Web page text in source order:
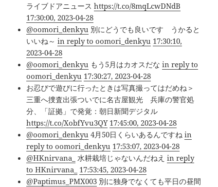
ライブドアニュースhttps://t.co/8mqLcwDNdB
17:30:00, 2023-04-28
@oomori_denkyu 別にどうでも良いです うかると
いいね～in reply to oomori_denkyu 17:30:10,
2023-04-28
@oomori_denkyu もう5月はカオスだなin reply to
oomori_denkyu 17:30:27, 2023-04-28
お忍びで遊びに行ったときは写真撮ってはだめね＞
三重へ捜査出張ついでに名古屋観光 兵庫の警官処
分、「証拠」で発覚：朝日新聞デジタル
https://t.co/XobfYvu3QY 17:45:00, 2023-04-28
@oomori_denkyu 4月50日くらいあるんですねin
reply to oomori_denkyu 17:53:07, 2023-04-28
@HKnirvana_ 水耕栽培じゃないんだねえin reply
to HKnirvana_ 17:53:45, 2023-04-28
@Paptimus_PMX003 別に独身でなくても平日の昼間